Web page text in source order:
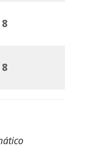
8
8